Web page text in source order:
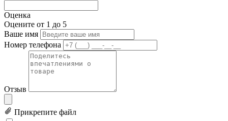
Оценка
Оцените от 1 до 5
Ваше имя
Номер телефона
Отзыв
Прикрепите файл